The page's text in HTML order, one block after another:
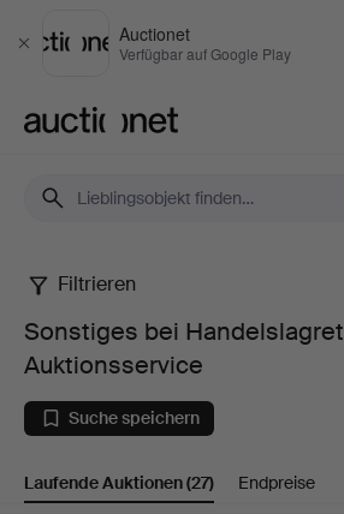
Schließen
Auctionet
Verfügbar auf Google Play
Sonstiges
bei
Handelslagret
Auktionsservice
Filtrieren
Sonstiges bei Handelslagret
Auktionsservice
Suche speichern
Laufende Auktionen(27) Endpreise